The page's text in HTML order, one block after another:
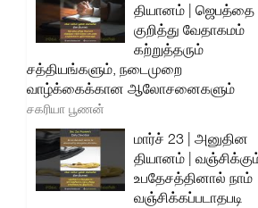
தியானம் | ஜெபத்தை
குறித்து வேதாகமம்
கற்றுத்தரும்
சத்தியங்களும், நடைமுறை
வாழ்க்கைக்கான ஆலோசனைகளும்
சகரியா பூணன்
மார்ச் 23 | அனுதின
தியானம் |
உபதேசத்தினால் நாம்
வஞ்சிக்கப்படாதபடி